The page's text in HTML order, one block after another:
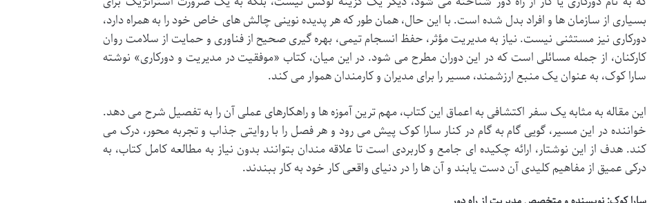
بسیاری از سازمان ها و افراد بدل شده است. با این حال، همان طور که هر پدیده نوینی چالش های خاص خود را به همراه دارد،
دورکاری نیز مستثنی نیست. نیاز به مدیریت مؤثر، حفظ انسجام تیمی، بهره گیری صحیح از فناوری و حمایت از سلامت روان
کارکنان، از جمله مسائلی است که در این دوران مطرح می شود. در این میان، کتاب «موفقیت در مدیریت و دورکاری» نوشته
سارا کوک، به عنوان یک منبع ارزشمند، مسیر را برای مدیران و کارمندان هموار می کند.
این مقاله به مثابه یک سفر اکتشافی به اعماق این کتاب، مهم ترین آموزه ها و راهکارهای عملی آن را به تفصیل شرح می دهد.
خواننده در این مسیر، گویی گام به گام در کنار سارا کوک پیش می رود و هر فصل را با روایتی جذاب و تجربه محور، درک می
کند. هدف از این نوشتار، ارائه چکیده ای جامع و کاربردی است تا علاقه مندان بتوانند بدون نیاز به مطالعه کامل کتاب، به
درکی عمیق از مفاهیم کلیدی آن دست یابند و آن ها را در دنیای واقعی کار خود به کار ببندند.